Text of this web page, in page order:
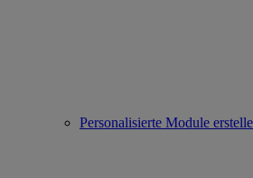
Personalisierte Module